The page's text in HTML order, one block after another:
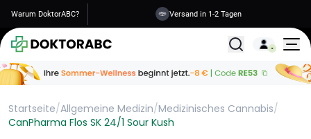
Warum DoktorABC? Versand in 1-2 Tagen
Alle
Startseite/Allgemeine Medizin/Medizinisches Cannabis/
CanPharma Flos SK 24/1 Sour Kush